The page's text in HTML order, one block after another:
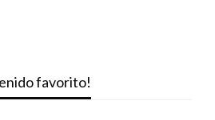
favorito!